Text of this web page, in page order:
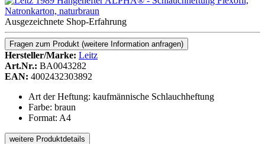
Ausgezeichnete Shop-Erfahrung
Fragen zum Produkt (weitere Information anfragen)
Hersteller/Marke: Leitz
Art.Nr.: BA0043282
EAN: 4002432303892
Art der Heftung: kaufmännische Schlauchheftung
Farbe: braun
Format: A4
weitere Produktdetails